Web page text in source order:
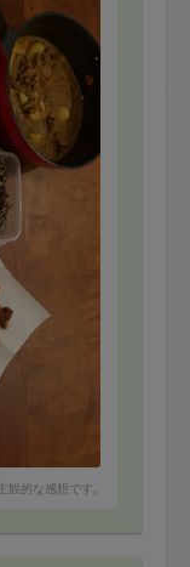
ます。
的な感想です。